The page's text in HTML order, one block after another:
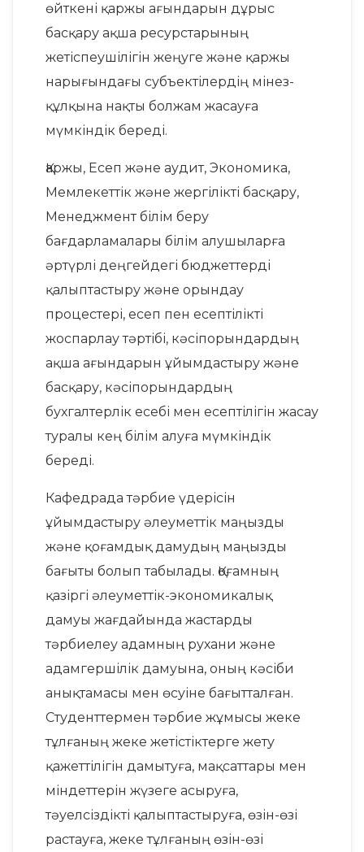
өйткені қаржы ағындарын дұрыс
басқару ақша ресурстарының
жетіспеушілігін жеңуге және қаржы
нарығындағы субъектілердің мінез-
құлқына нақты болжам жасауға
мүмкіндік береді.
Қаржы, Есеп және аудит, Экономика,
Мемлекеттік және жергілікті басқару,
Менеджмент білім беру
бағдарламалары білім алушыларға
әртүрлі деңгейдегі бюджеттерді
қалыптастыру және орындау
процестері, есеп пен есептілікті
жоспарлау тәртібі, кәсіпорындардың
ақша ағындарын ұйымдастыру және
басқару, кәсіпорындардың
бухгалтерлік есебі мен есептілігін жасау
туралы кең білім алуға мүмкіндік
береді.
Кафедрада тәрбие үдерісін
ұйымдастыру әлеуметтік маңызды
және қоғамдық дамудың маңызды
бағыты болып табылады. Қоғамның
қазіргі әлеуметтік-экономикалық
дамуы жағдайында жастарды
тәрбиелеу адамның рухани және
адамгершілік дамуына, оның кәсіби
анықтамасы мен өсуіне бағытталған.
Студенттермен тәрбие жұмысы жеке
тұлғаның жеке жетістіктерге жету
қажеттілігін дамытуға, мақсаттары мен
міндеттерін жүзеге асыруға,
тәуелсіздікті қалыптастыруға, өзін-өзі
растауға, жеке тұлғаның өзін-өзі